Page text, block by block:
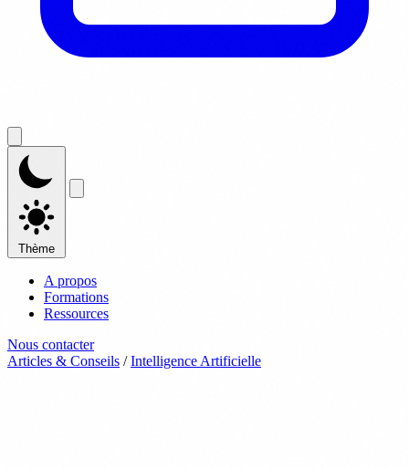
Thème
A propos
Formations
Ressources
Nous contacter
Articles & Conseils / Intelligence Artificielle